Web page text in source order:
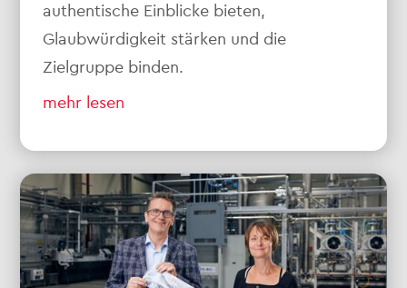
authentische Einblicke bieten,
Glaubwürdigkeit stärken und die
Zielgruppe binden.
mehr lesen